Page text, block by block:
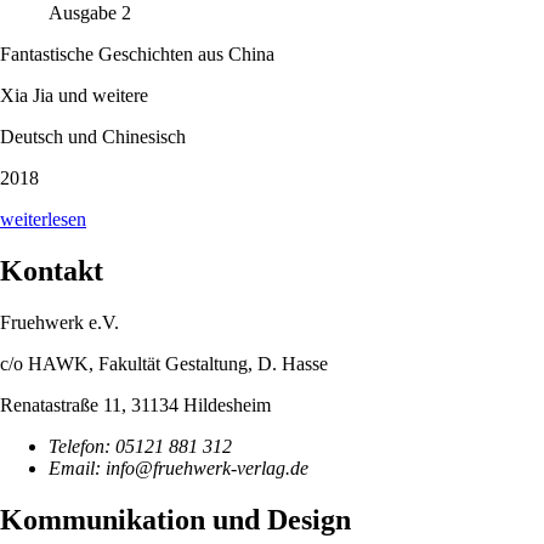
Ausgabe 2
Fantastische Geschichten aus China
Xia Jia und weitere
Deutsch und Chinesisch
2018
weiterlesen
Kontakt
Fruehwerk e.V.
c/o HAWK, Fakultät Gestaltung, D. Hasse
Renatastraße 11, 31134 Hildesheim
Telefon: 05121 881 312
Email: info@fruehwerk-verlag.de
Kommunikation und Design